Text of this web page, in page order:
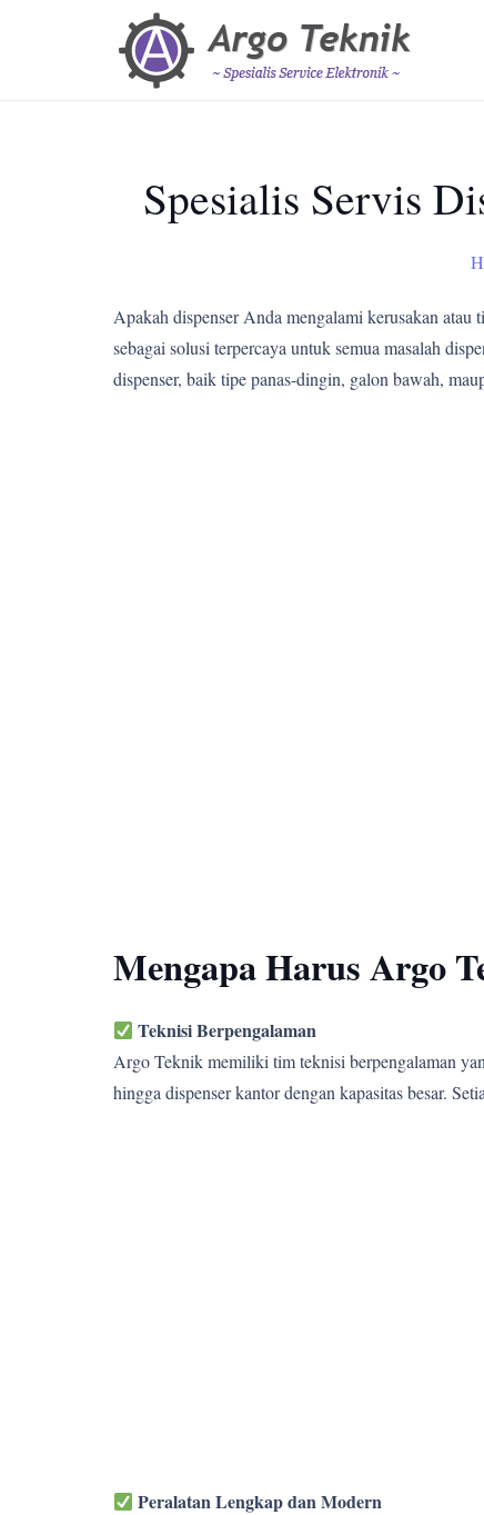
Spesialis Servis
Apakah dispenser Anda mengalami kerusakan
sebagai solusi terpercaya untuk semua masalah
dispenser, baik tipe panas-dingin, galon bawah,
Mengapa Harus Argo
Teknisi Berpengalaman
Argo Teknik memiliki tim teknisi berpengalaman
hingga dispenser kantor dengan kapasitas besar.
Peralatan Lengkap dan Modern